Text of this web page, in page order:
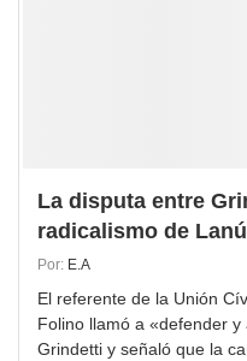
La disputa entre
radicalismo de
Por: E.A
El referente de la Unión
Folino llamó a «defender
Grindetti y señaló que la